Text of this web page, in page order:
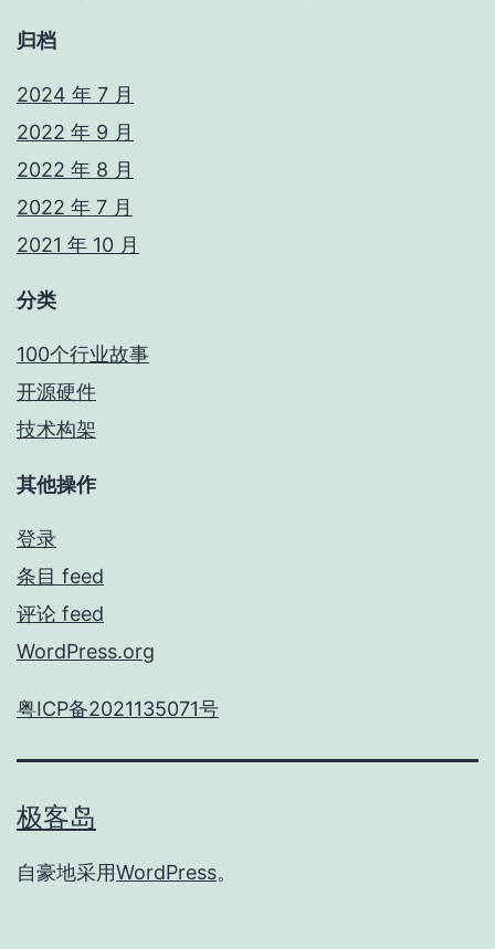
归档
2024 年 7 月
2022 年 9 月
2022 年 8 月
2022 年 7 月
2021 年 10 月
分类
100个行业故事
开源硬件
技术构架
其他操作
登录
条目 feed
评论 feed
WordPress.org
粤ICP备2021135071号
极客岛
自豪地采用WordPress。